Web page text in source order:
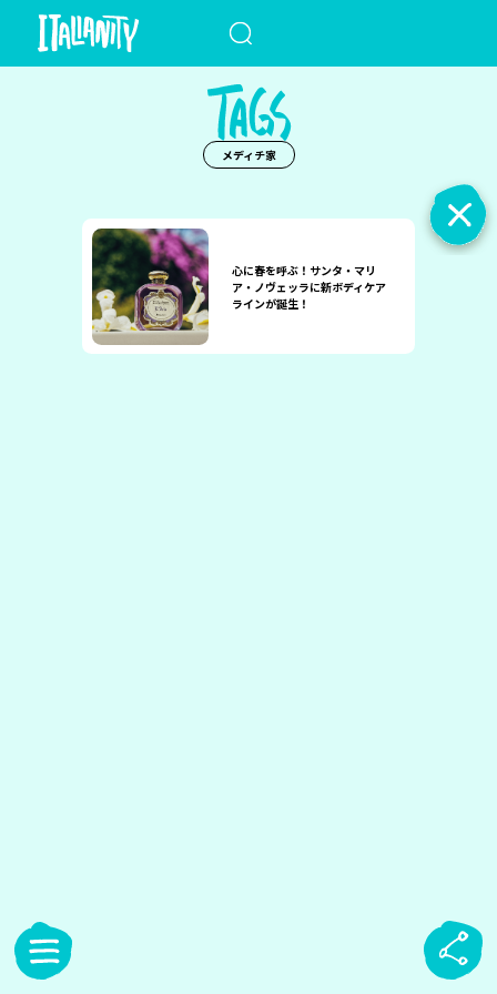
メディチ家
心に春を呼ぶ！サンタ・マリ
ア・ノヴェッラに新ボディケア
ラインが誕生！